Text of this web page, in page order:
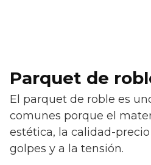
Parquet de
El parquet de roble es
comunes porque el
estética, la calidad-
golpes y a la tensión.